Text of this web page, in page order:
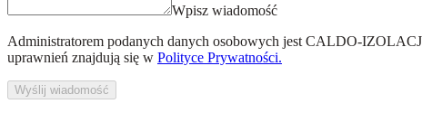
Wpisz wiadomość
Administratorem podanych danych osobowych jest CALDO-
uprawnień znajdują się w Polityce Prywatności.
Wyślij wiadomość